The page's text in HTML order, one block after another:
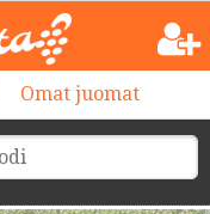
Omat juomat